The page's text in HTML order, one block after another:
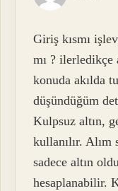
Giriş kısmı
mı ? ilerledikçe
konuda akılda
düşündüğüm
Kulpsuz altın,
kullanılır.
sadece altın
hesaplanabilir.